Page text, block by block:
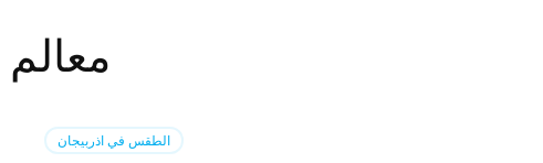
الطقس في اذربيجان